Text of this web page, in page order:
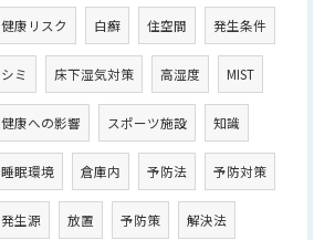
健康リスク 白癬 住空間 発生条件
シミ 床下湿気対策 高湿度 MIST
健康への影響 スポーツ施設 知識
睡眠環境 倉庫内 予防法 予防対策
発生源 放置 予防策 解決法